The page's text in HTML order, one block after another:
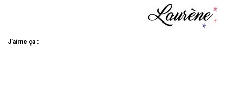
J’aime ça :